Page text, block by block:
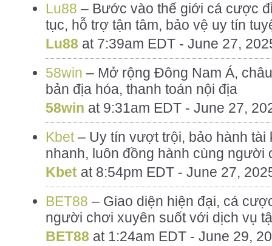
Lu88 – Bước vào thế giới cá cược
tục, hỗ trợ tận tâm, bảo vệ uy tín
Lu88 at 7:39am EDT - June 27,
58win – Mở rộng Đông Nam Á,
bản địa hóa, thanh toán nội địa
58win at 9:31am EDT - June 27,
Kbet– Uy tín vượt trội, bảo hành tài
nhanh, luôn đồng hành cùng người
Kbet at 8:54pm EDT - June 27,
BET88 – Giao diện hiện đại, cá
người chơi xuyên suốt với dịch vụ
BET88 at 1:24am EDT - June 29,